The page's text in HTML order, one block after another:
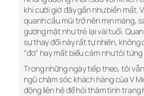
khi cười giờ đây gần như biến mất.
quanh cầu mũi trở nên mịn màng,
gương mặt như trẻ lại vài tuổi.
sự thay đổi này rất tự nhiên, không
“đơ” hay mất biểu cảm như tôi từng
Trong những ngày tiếp theo, tôi
ngũ chăm sóc khách hàng của V
động liên hệ để hỏi thăm tình trạng